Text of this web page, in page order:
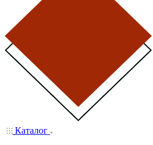
Каталог